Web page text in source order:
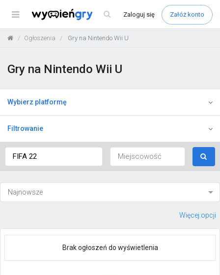
Menu Zaloguj się Załóż konto
Ogłoszenia Gry na Nintendo Wii U
Gry na Nintendo Wii U
Wybierz platformę
Filtrowanie
Więcej opcji
Brak ogłoszeń do wyświetlenia